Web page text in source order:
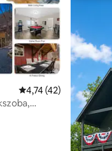
Átlagos értékelés: 5/
4,74 (42)